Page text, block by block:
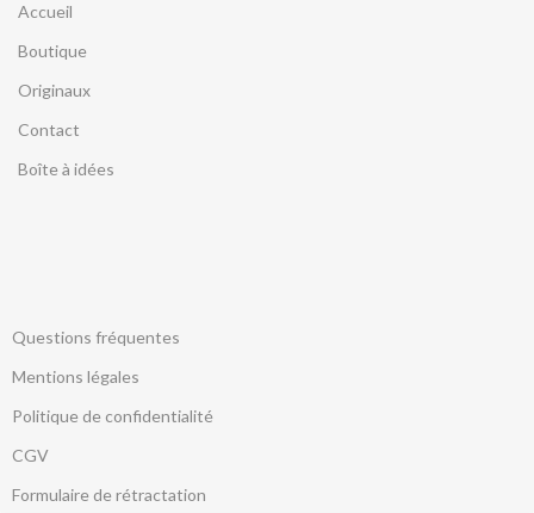
Accueil
Boutique
Originaux
Contact
Boîte à idées
Questions fréquentes
Mentions légales
Politique de confidentialité
CGV
Formulaire de rétractation